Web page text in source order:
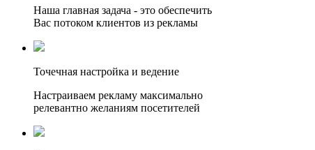
Наша главная задача - это обеспечить
Вас потоком клиентов из рекламы
Точечная настройка и ведение
Настраиваем рекламу максимально
релевантно желаниям посетителей